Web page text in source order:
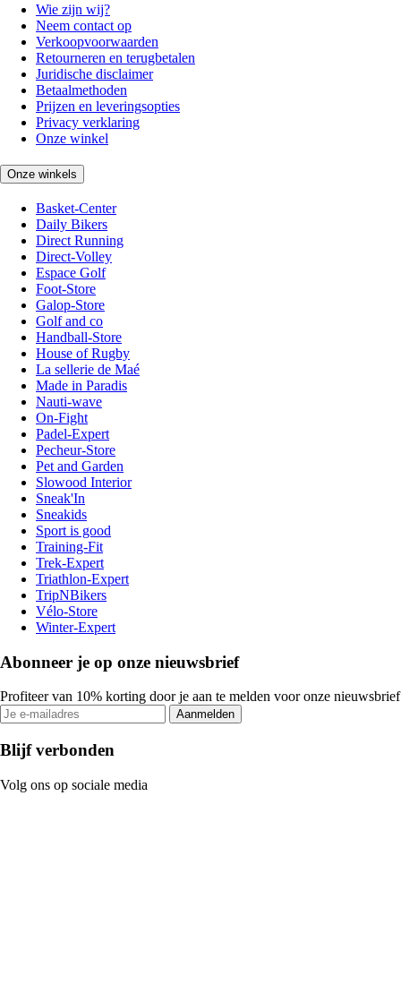
Wie zijn wij?
Neem contact op
Verkoopvoorwaarden
Retourneren en terugbetalen
Juridische disclaimer
Betaalmethoden
Prijzen en leveringsopties
Privacy verklaring
Onze winkel
Onze winkels
Basket-Center
Daily Bikers
Direct Running
Direct-Volley
Espace Golf
Foot-Store
Galop-Store
Golf and co
Handball-Store
House of Rugby
La sellerie de Maé
Made in Paradis
Nauti-wave
On-Fight
Padel-Expert
Pecheur-Store
Pet and Garden
Slowood Interior
Sneak'In
Sneakids
Sport is good
Training-Fit
Trek-Expert
Triathlon-Expert
TripNBikers
Vélo-Store
Winter-Expert
Abonneer je op onze nieuwsbrief
Profiteer van 10% korting door je aan te melden voor onze nieuwsbrief
Aanmelden
Blijf verbonden
Volg ons op sociale media